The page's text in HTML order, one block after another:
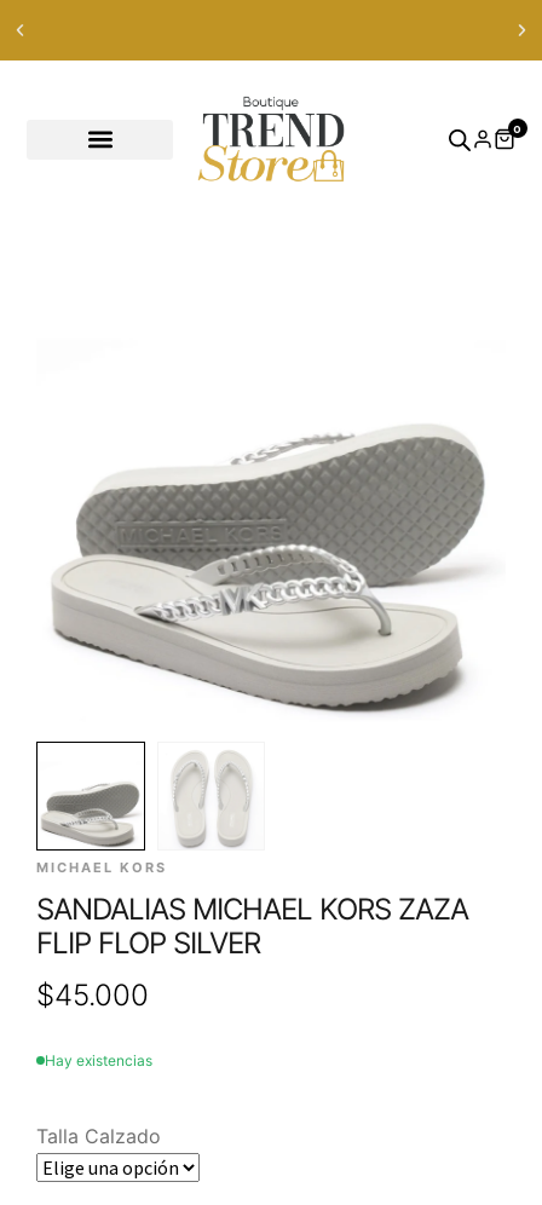
ver productos
0
MICHAEL KORS
SANDALIAS MICHAEL KORS ZAZA
FLIP FLOP SILVER
$45.000
Hay existencias
Talla Calzado